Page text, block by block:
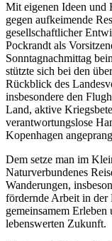
Mit eigenen Ideen
gegen aufkeimende
gesellschaftlicher
Pockrandt als
Sonntagnachmittag
stützte sich bei den
Rückblick des
insbesondere den
Land, aktive
verantwortungslose
Kopenhagen
Dem setze man im
Naturverbundenes
Wanderungen,
fördernde Arbeit in der
gemeinsamem
lebenswerten Zukunft.